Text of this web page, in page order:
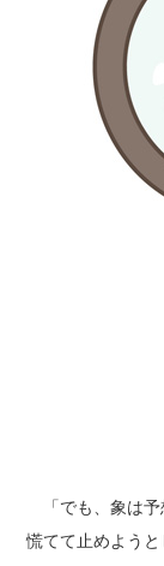
「でも、象は予
慌てて止めよう